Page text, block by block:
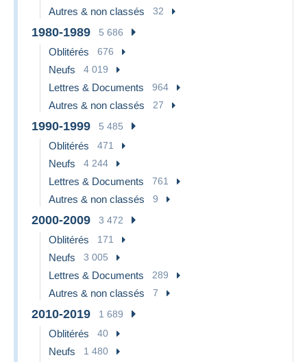
Autres & non classés 32
1980-1989 5 686
Oblitérés 676
Neufs 4 019
Lettres & Documents 964
Autres & non classés 27
1990-1999 5 485
Oblitérés 471
Neufs 4 244
Lettres & Documents 761
Autres & non classés 9
2000-2009 3 472
Oblitérés 171
Neufs 3 005
Lettres & Documents 289
Autres & non classés 7
2010-2019 1 689
Oblitérés 40
Neufs 1 480